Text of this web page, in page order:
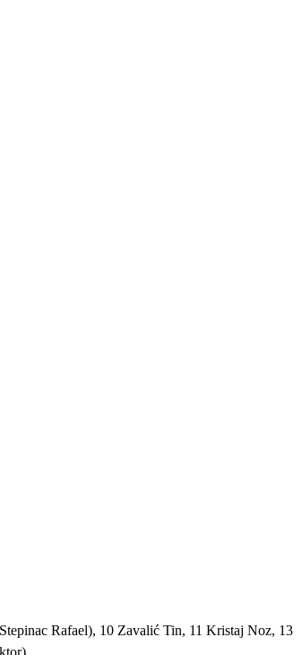
Rafael), 10 Zavalić Tin, 11 Kristaj Noz, 13